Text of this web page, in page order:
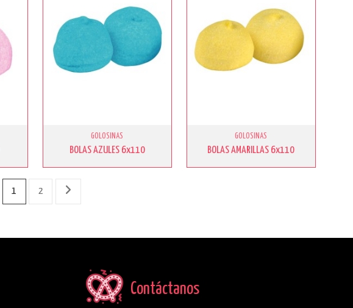
GOLOSINAS
BOLAS AZULES 6x110
GOLOSINAS
BOLAS AMARILLAS 6x110
1 2
Contáctanos